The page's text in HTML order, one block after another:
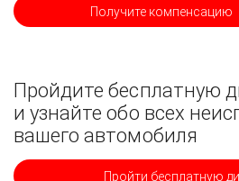
Получите компенсацию
Пройдите бесплатную
и узнайте обо всех
вашего автомобиля
Пройти бесплатную